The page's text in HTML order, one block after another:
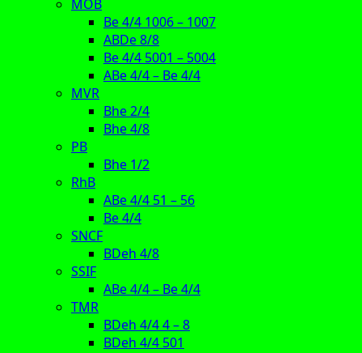
MOB
Be 4/4 1006 – 1007
ABDe 8/8
Be 4/4 5001 – 5004
ABe 4/4 – Be 4/4
MVR
Bhe 2/4
Bhe 4/8
PB
Bhe 1/2
RhB
ABe 4/4 51 – 56
Be 4/4
SNCF
BDeh 4/8
SSIF
ABe 4/4 – Be 4/4
TMR
BDeh 4/4 4 – 8
BDeh 4/4 501